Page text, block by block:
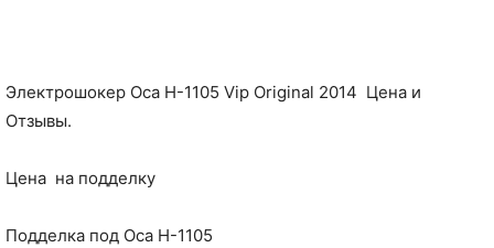
Электрошокер Оса H-1105 Vip Original 2014 Цена и
Отзывы.
Цена на подделку
Подделка под Оса H-1105